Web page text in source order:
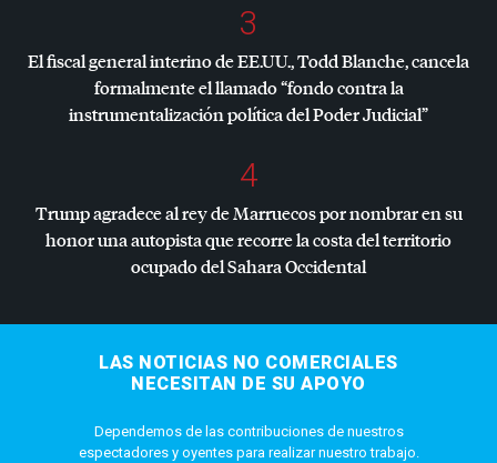
3
El fiscal general interino de EE.UU., Todd Blanche, cancela
formalmente el llamado “fondo contra la
instrumentalización política del Poder Judicial”
4
Trump agradece al rey de Marruecos por nombrar en su
honor una autopista que recorre la costa del territorio
ocupado del Sahara Occidental
LAS NOTICIAS NO COMERCIALES
NECESITAN DE SU APOYO
Dependemos de las contribuciones de nuestros
espectadores y oyentes para realizar nuestro trabajo.